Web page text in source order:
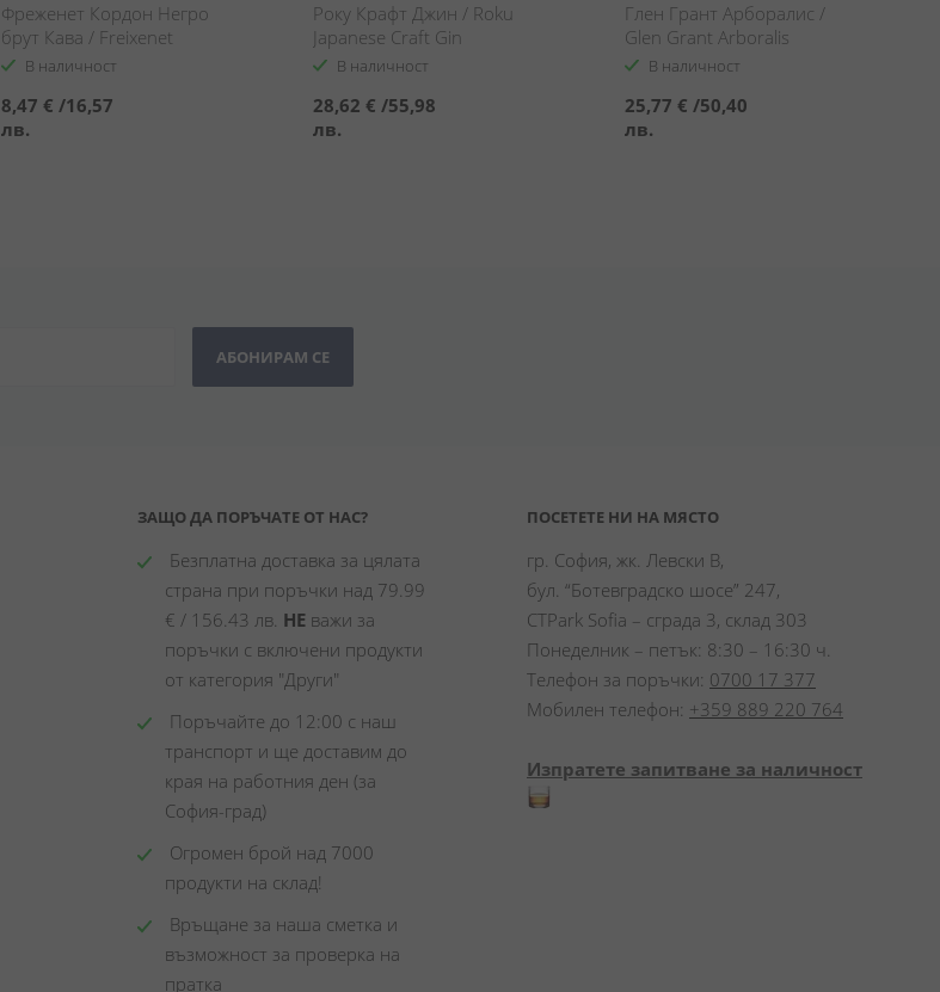
Фреженет Кордон Негро
брут Кава / Freixenet
Cordon Negro Brut Cava
В наличност
8,47 € /16,57
лв.
Року Крафт Джин / Roku
Japanese Craft Gin
В наличност
28,62 € /55,98
лв.
Глен Грант Арборалис /
Glen Grant Arboralis
В наличност
25,77 € /50,40
лв.
АБОНИРАМ СЕ
ЗАЩО ДА ПОРЪЧАТЕ ОТ НАС?
Безплатна доставка за цялата
страна при поръчки над 79.99
€ / 156.43 лв. НЕ важи за
поръчки с включени продукти
от категория "Други"
Поръчайте до 12:00 с наш
транспорт и ще доставим до
края на работния ден (за
София-град)
Огромен брой над 7000
продукти на склад!
Връщане за наша сметка и
възможност за проверка на
пратка
ПОСЕТЕТЕ НИ НА МЯСТО
гр. София, жк. Левски В,
бул. “Ботевградско шосе” 247,
CTPark Sofia – сграда 3, склад 303
Понеделник – петък: 8:30 – 16:30 ч.
Телефон за поръчки: 0700 17 377
Мобилен телефон: +359 889 220 764
Изпратете запитване за наличност